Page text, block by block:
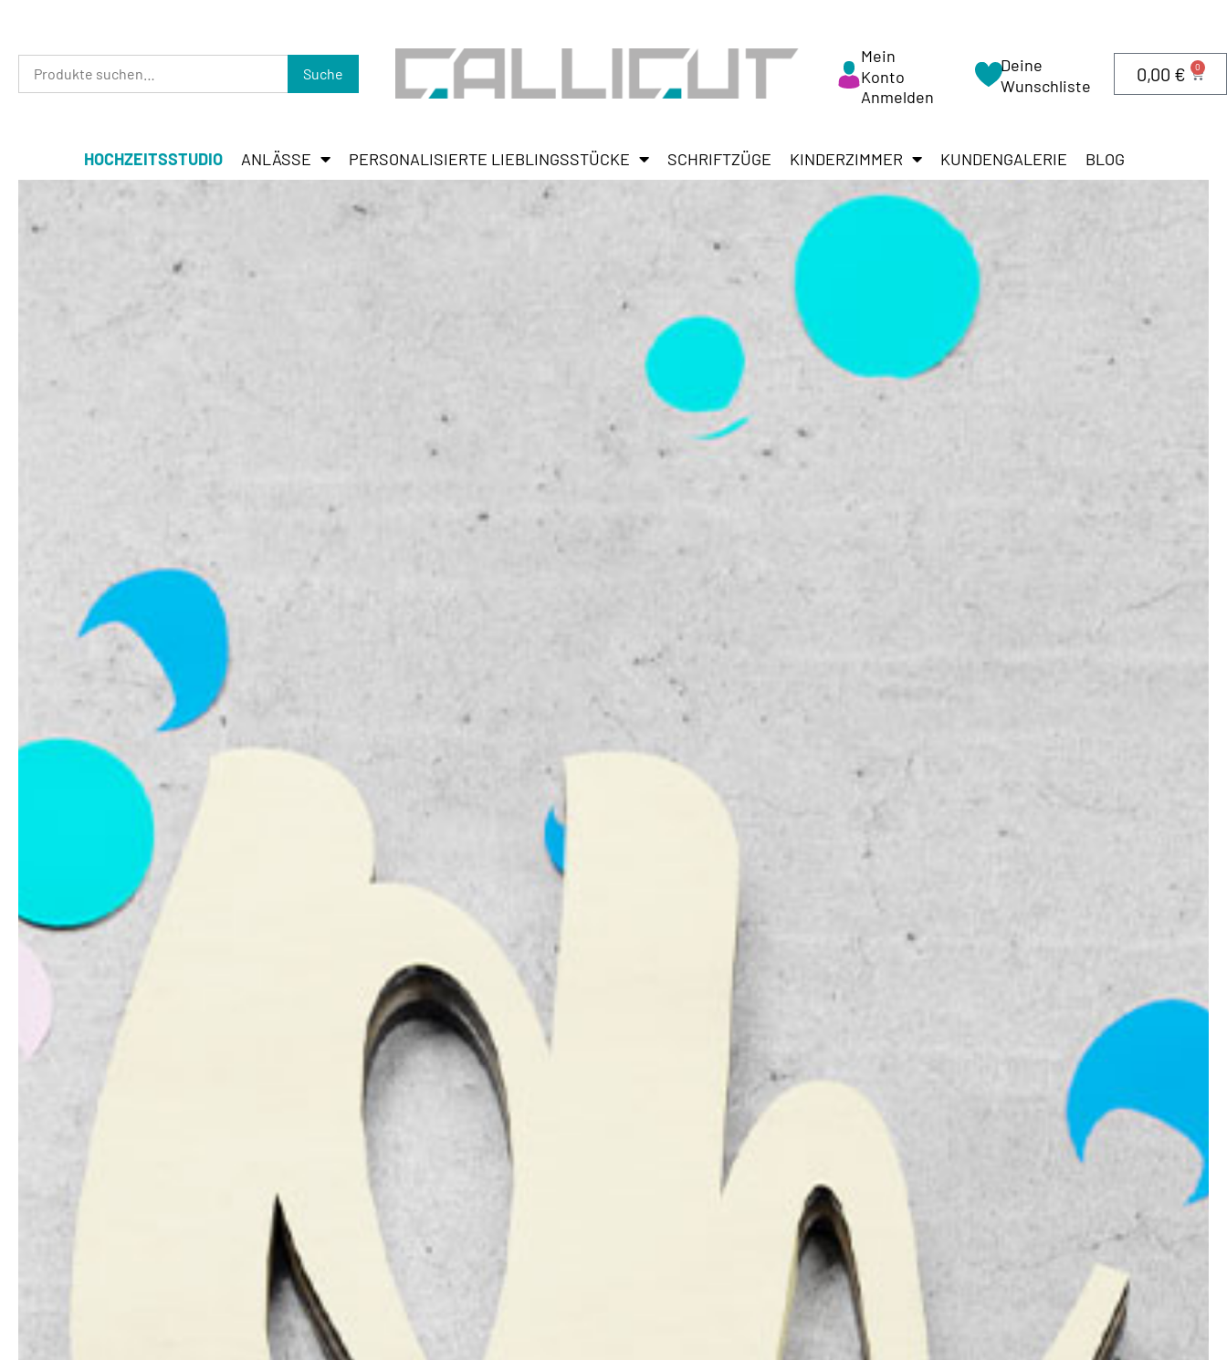
Suche
Mein
Konto
Anmelden
Deine
Wunschliste
0,00 € 0
HOCHZEITSSTUDIO ANLÄSSE PERSONALISIERTE LIEBLINGSSTÜCKE SCHRIFTZÜGE KINDERZIMMER KUNDENGALERIE BLOG